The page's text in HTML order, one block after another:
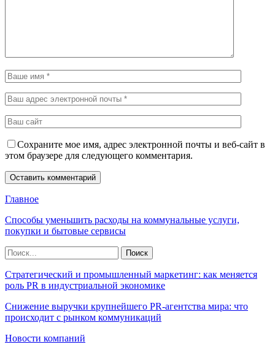
Сохраните мое имя, адрес электронной почты и веб-сайт в
этом браузере для следующего комментария.
Главное
Способы уменьшить расходы на коммунальные услуги,
покупки и бытовые сервисы
Стратегический и промышленный маркетинг: как меняется
роль PR в индустриальной экономике
Снижение выручки крупнейшего PR-агентства мира: что
происходит с рынком коммуникаций
Новости компаний